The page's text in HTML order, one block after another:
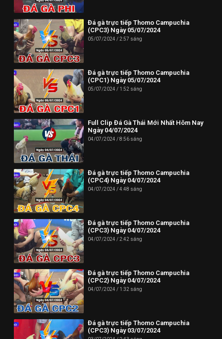
Đá gà trực tiếp Thomo Campuchia
(CPC3) Ngày 05/07/2024
05/07/2024 2:57 sáng
Đá gà trực tiếp Thomo Campuchia
(CPC1) Ngày 05/07/2024
05/07/2024 1:52 sáng
Full Clip Đá Gà Thái Mới Nhất Hôm Nay
Ngày 04/07/2024
04/07/2024 8:56 sáng
Đá gà trực tiếp Thomo Campuchia
(CPC4) Ngày 04/07/2024
04/07/2024 4:48 sáng
Đá gà trực tiếp Thomo Campuchia
(CPC3) Ngày 04/07/2024
04/07/2024 2:42 sáng
Đá gà trực tiếp Thomo Campuchia
(CPC2) Ngày 04/07/2024
04/07/2024 1:32 sáng
Đá gà trực tiếp Thomo Campuchia
(CPC3) Ngày 03/07/2024